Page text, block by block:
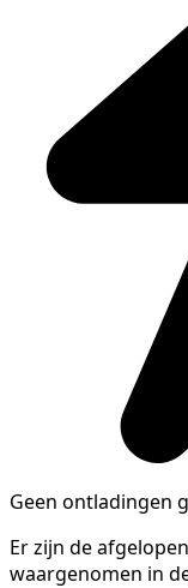
Geen ontladingen
Er zijn de
waargenomen in